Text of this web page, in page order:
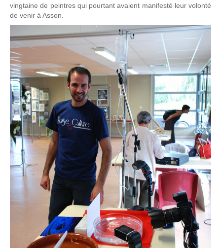
vingtaine de peintres qui pourtant avaient manifesté leur volonté
de venir à Asson.